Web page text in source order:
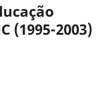
(1995-2003)